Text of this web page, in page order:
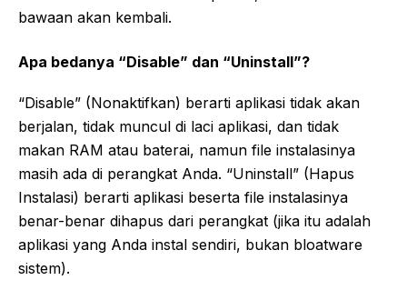
bawaan akan kembali.
Apa bedanya “Disable” dan “Uninstall”?
“Disable” (Nonaktifkan) berarti aplikasi tidak akan
berjalan, tidak muncul di laci aplikasi, dan tidak
makan RAM atau baterai, namun file instalasinya
masih ada di perangkat Anda. “Uninstall” (Hapus
Instalasi) berarti aplikasi beserta file instalasinya
benar-benar dihapus dari perangkat (jika itu adalah
aplikasi yang Anda instal sendiri, bukan bloatware
sistem).